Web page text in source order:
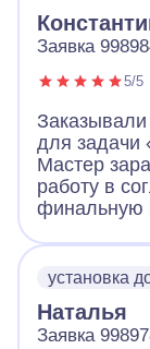
Заявка
5/5
Заказывали
для задачи
Мастер
работу в
финальную
установка
Наталья
Заявка